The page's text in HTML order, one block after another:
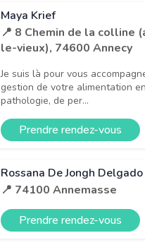
Maya Krief
📍 8 Chemin de la colline
le-vieux), 74600 Annecy
Je suis là pour vous
gestion de votre alimentation
pathologie, de per...
Prendre rendez-vous
Rossana De Jongh Delgado
📍 74100 Annemasse
Prendre rendez-vous